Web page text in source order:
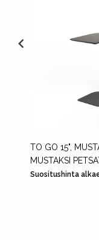
TO GO 15",
MUSTAKSI
Suositushinta